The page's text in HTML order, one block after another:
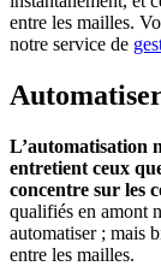
entre les mailles.
notre service de
L’automatisation
entretient ceux
concentre sur les
qualifiés en amont
automatiser ; mais
entre les mailles.